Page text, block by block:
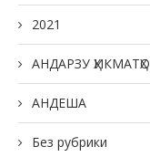
2021
АНДАРЗУ ҲИКМАТҲО
АНДЕША
Без рубрики